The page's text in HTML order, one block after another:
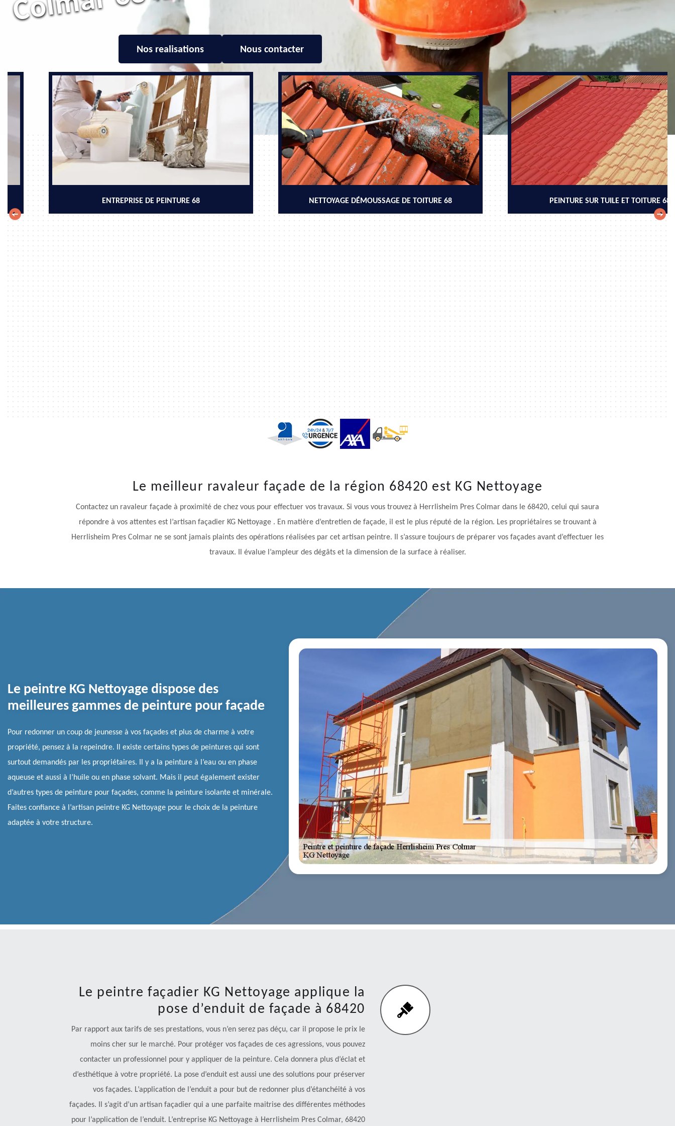
Nos realisations Nous contacter
ENTREPRISE DE PEINTURE 68 NETTOYAGE DÉMOUSSAGE DE TOITURE 68 PEINTURE SUR TUILE ET TOITURE 68
Le meilleur ravaleur façade de la région 68420 est KG Nettoyage
Contactez un ravaleur façade à proximité de chez vous pour effectuer vos travaux. Si vous vous trouvez à Herrlisheim Pres Colmar dans le 68420, celui qui saura
répondre à vos attentes est l’artisan façadier KG Nettoyage . En matière d’entretien de façade, il est le plus réputé de la région. Les propriétaires se trouvant à
Herrlisheim Pres Colmar ne se sont jamais plaints des opérations réalisées par cet artisan peintre. Il s’assure toujours de préparer vos façades avant d’effectuer les
travaux. Il évalue l’ampleur des dégâts et la dimension de la surface à réaliser.
Le peintre KG Nettoyage dispose des
meilleures gammes de peinture pour façade
Pour redonner un coup de jeunesse à vos façades et plus de charme à votre
propriété, pensez à la repeindre. Il existe certains types de peintures qui sont
surtout demandés par les propriétaires. Il y a la peinture à l’eau ou en phase
aqueuse et aussi à l’huile ou en phase solvant. Mais il peut également exister
d’autres types de peinture pour façades, comme la peinture isolante et minérale.
Faites confiance à l’artisan peintre KG Nettoyage pour le choix de la peinture
adaptée à votre structure.
Le peintre façadier KG Nettoyage applique la
pose d’enduit de façade à 68420
Par rapport aux tarifs de ses prestations, vous n’en serez pas déçu, car il propose le prix le
moins cher sur le marché. Pour protéger vos façades de ces agressions, vous pouvez
contacter un professionnel pour y appliquer de la peinture. Cela donnera plus d’éclat et
d’esthétique à votre propriété. La pose d’enduit est aussi une des solutions pour préserver
vos façades. L’application de l’enduit a pour but de redonner plus d’étanchéité à vos
façades. Il s’agit d’un artisan façadier qui a une parfaite maitrise des différentes méthodes
pour l’application de l’enduit. L’entreprise KG Nettoyage à Herrlisheim Pres Colmar, 68420